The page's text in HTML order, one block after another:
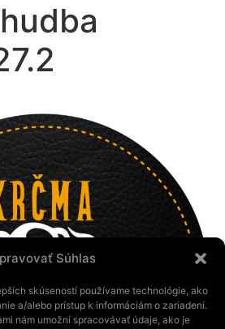
Súhlas
skúseností používame technológie, ako
a/alebo prístup k informáciám o zariadení.
nám umožní spracovávať údaje, ako je